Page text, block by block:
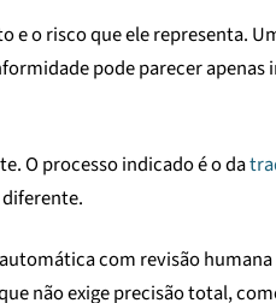
o risco que ele representa.
pode parecer
O processo indicado é o da
com revisão
não exige precisão total,